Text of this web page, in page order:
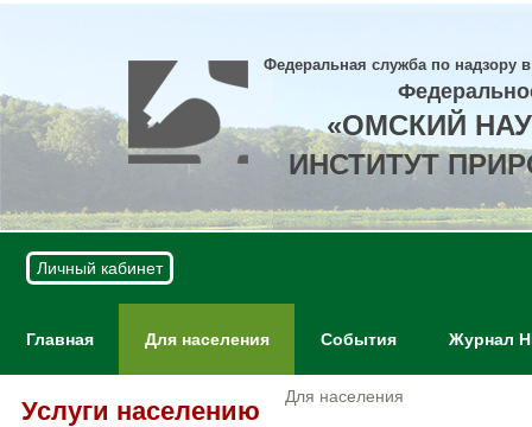
Федеральная служба по надзору
«ОМСКИЙ
ИНСТИТУТ
Личный кабинет
Главная Для населения События Журнал
Услуги населению Для населения